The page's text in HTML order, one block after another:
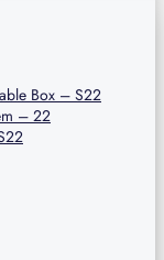
Box – S22
– 22